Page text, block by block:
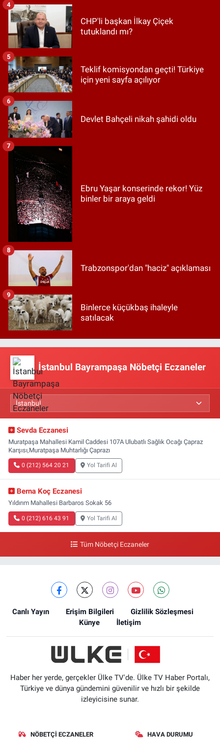
CHP'li başkan İlkay Çiçek
tutuklandı mı?
4
Teklif komisyondan geçti! Türkiye
için yeni sayfa açılıyor
5
Devlet Bahçeli nikah şahidi oldu
6
Ebru Yaşar konserinde rekor! Yüz
binler bir araya geldi
7
Trabzonspor'dan "haciz" açıklaması
8
Binlerce küçükbaş ihaleyle
satılacak
9
İstanbul Bayrampaşa Nöbetçi Eczaneler
Sevda Eczanesi
Muratpaşa Mahallesi Kamil Caddesi 107A Ulubatlı Sağlık Ocağı Çapraz
Karşısı,Muratpaşa Muhtarlığı Çaprazı
0 (212) 564 20 21 Yol Tarifi Al
Berna Koç Eczanesi
Yıldırım Mahallesi Barbaros Sokak 56
0 (212) 616 43 91 Yol Tarifi Al
Tüm Nöbetçi Eczaneler
Canlı Yayın Erişim Bilgileri
Gizlilik Sözleşmesi
Künye
İletişim
Haber her yerde, gerçekler Ülke TV'de. Ülke TV Haber Portalı,
Türkiye ve dünya gündemini güvenilir ve hızlı bir şekilde
izleyicisine sunar.
NÖBETÇI ECZANELER HAVA DURUMU